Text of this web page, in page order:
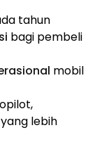
tahun
bagi pembeli
mobil
lebih